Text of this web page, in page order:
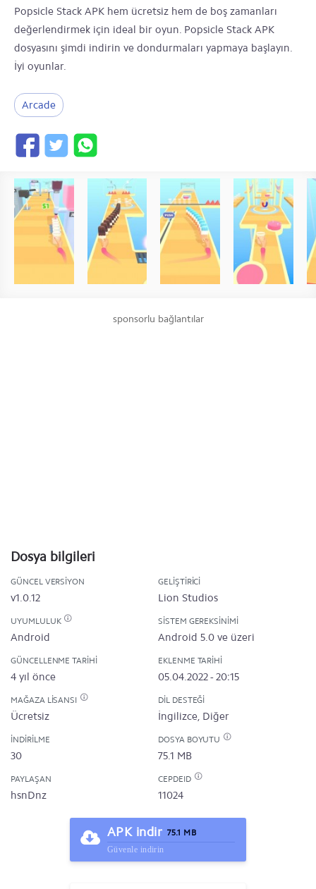
Popsicle Stack APK hem ücretsiz hem de boş zamanları
değerlendirmek için ideal bir oyun. Popsicle Stack APK
dosyasını şimdi indirin ve dondurmaları yapmaya başlayın.
İyi oyunlar.
Arcade
sponsorlu bağlantılar
Dosya bilgileri
GÜNCEL VERSIYON
v1.0.12
GELIŞTIRICI
Lion Studios
UYUMLULUK
Android
SISTEM GEREKSINIMI
Android 5.0 ve üzeri
GÜNCELLENME TARIHI
4 yıl önce
EKLENME TARIHI
05.04.2022 - 20:15
MAĞAZA LISANSI
Ücretsiz
DIL DESTEĞI
İngilizce, Diğer
İNDIRILME
30
DOSYA BOYUTU
75.1 MB
PAYLAŞAN
hsnDnz
CEPDEID
11024
APK indir 75.1 MB
Güvenle indirin